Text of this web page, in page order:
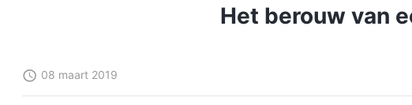
Het berouw van
08 maart 2019